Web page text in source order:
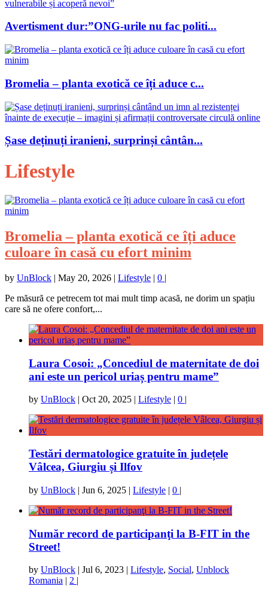
Avertisment dur:”ONG-urile nu fac politi...
Bromelia – planta exotică ce îți aduce c...
Șase deținuți iranieni, surprinși cântân...
Lifestyle
Bromelia – planta exotică ce îți aduce
culoare în casă cu efort minim
by UnBlock | May 20, 2026 | Lifestyle | 0 |
Pe măsură ce petrecem tot mai mult timp acasă, ne dorim un spațiu
care să ne ofere confort,...
Laura Cosoi: „Concediul de maternitate de doi
ani este un pericol uriaș pentru mame”
by UnBlock | Oct 20, 2025 | Lifestyle | 0 |
Testări dermatologice gratuite în județele
Vâlcea, Giurgiu și Ilfov
by UnBlock | Jun 6, 2025 | Lifestyle | 0 |
Număr record de participanţi la B-FIT in the
Street!
by UnBlock | Jul 6, 2023 | Lifestyle, Social, Unblock
Romania | 2 |